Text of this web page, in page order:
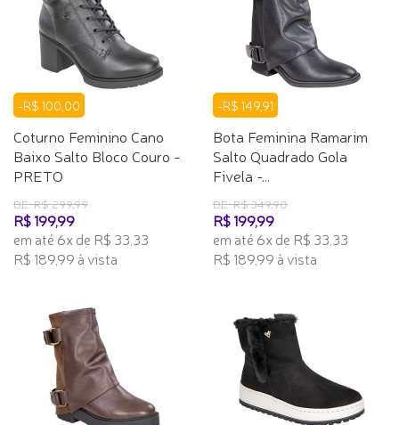
-R$ 100,00
Coturno Feminino Cano
Baixo Salto Bloco Couro -
PRETO
DE: R$ 299,99
R$ 199,99
em até 6x de R$ 33,33
R$ 189,99 à vista
-R$ 149,91
Bota Feminina Ramarim
Salto Quadrado Gola
Fivela -...
DE: R$ 349,90
R$ 199,99
em até 6x de R$ 33,33
R$ 189,99 à vista